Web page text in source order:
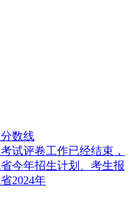
数线
评卷工作已经结束，
今年招生计划、考生报
2024年